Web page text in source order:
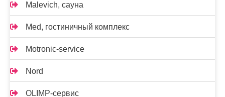
Malevich, сауна
Med, гостиничный комплекс
Motronic-service
Nord
OLIMP-сервис